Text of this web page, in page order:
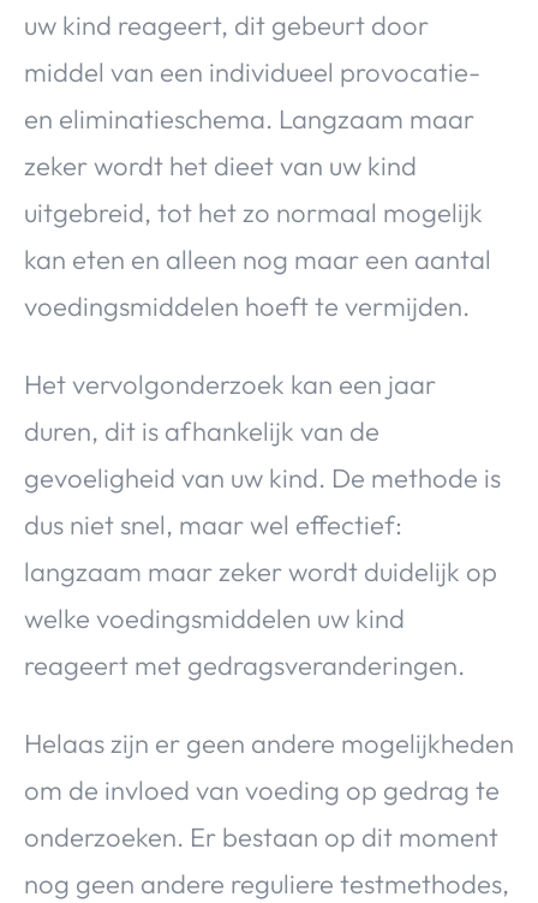
uw kind reageert, dit gebeurt door
middel van een individueel provocatie-
en eliminatieschema. Langzaam maar
zeker wordt het dieet van uw kind
uitgebreid, tot het zo normaal mogelijk
kan eten en alleen nog maar een aantal
voedingsmiddelen hoeft te vermijden.
Het vervolgonderzoek kan een jaar
duren, dit is afhankelijk van de
gevoeligheid van uw kind. De methode is
dus niet snel, maar wel effectief:
langzaam maar zeker wordt duidelijk op
welke voedingsmiddelen uw kind
reageert met gedragsveranderingen.
Helaas zijn er geen andere mogelijkheden
om de invloed van voeding op gedrag te
onderzoeken. Er bestaan op dit moment
nog geen andere reguliere testmethodes,